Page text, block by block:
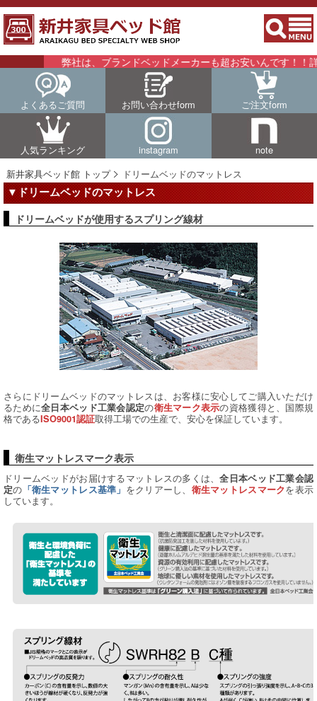
弊社は、ブランドベッドメーカーも超お安いんです！！詳細はこ
よくあるご質問 お問い合わせform ご注文form
人気ランキング instagram
note
新井家具ベッド館 トップ
ドリームベッドのマットレス
▼ドリームベッドのマットレス
ドリームベッドが使用するスプリング線材
さらにドリームベッドのマットレスは、お客様に安心してご購入いただけ
るために全日本ベッド工業会認定の衛生マーク表示の資格獲得と、国際規
格であるISO9001認証取得工場での生産で、安心を保証しています。
衛生マットレスマーク表示
ドリームベッドがお届けするマットレスの多くは、全日本ベッド工業会認
定の 「衛生マットレス基準」 をクリアーし、 衛生マットレスマークを表示
しています。